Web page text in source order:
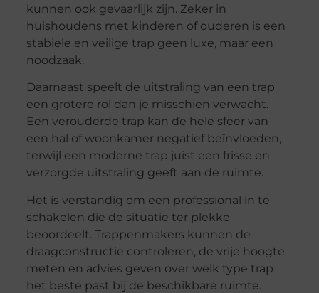
kunnen ook gevaarlijk zijn. Zeker in
huishoudens met kinderen of ouderen is een
stabiele en veilige trap geen luxe, maar een
noodzaak.
Daarnaast speelt de uitstraling van een trap
een grotere rol dan je misschien verwacht.
Een verouderde trap kan de hele sfeer van
een hal of woonkamer negatief beïnvloeden,
terwijl een moderne trap juist een frisse en
verzorgde uitstraling geeft aan de ruimte.
Het is verstandig om een professional in te
schakelen die de situatie ter plekke
beoordeelt. Trappenmakers kunnen de
draagconstructie controleren, de vrije hoogte
meten en advies geven over welk type trap
het beste past bij de beschikbare ruimte.